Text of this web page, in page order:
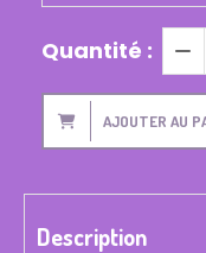
Quantité :
AJOUTER AU
Description